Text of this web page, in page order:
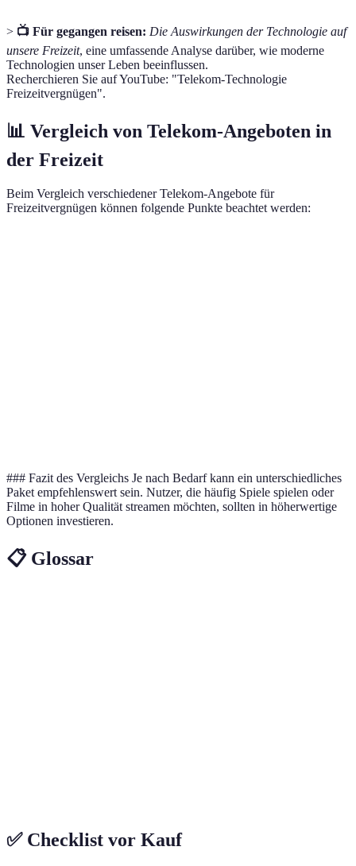
> 📺 Für gegangen reisen: Die Auswirkungen der Technologie auf
unsere Freizeit, eine umfassende Analyse darüber, wie moderne
Technologien unser Leben beeinflussen.
Recherchieren Sie auf YouTube: "Telekom-Technologie
Freizeitvergnügen".
📊 Vergleich von Telekom-Angeboten in
der Freizeit
Beim Vergleich verschiedener Telekom-Angebote für
Freizeitvergnügen können folgende Punkte beachtet werden:
### Fazit des Vergleichs Je nach Bedarf kann ein unterschiedliches
Paket empfehlenswert sein. Nutzer, die häufig Spiele spielen oder
Filme in hoher Qualität streamen möchten, sollten in höherwertige
Optionen investieren.
📋 Glossar
✅ Checklist vor Kauf